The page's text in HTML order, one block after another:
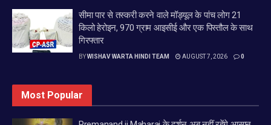
सीमा पार से तस्करी करने वाले मॉड्यूल के पांच लोग 21
किलो हेरोइन, 970 ग्राम आइसीई और एक पिस्तौल के साथ
गिरफ्तार
BYWISHAV WARTA HINDI TEAM AUGUST 7, 2026 0
Most Popular